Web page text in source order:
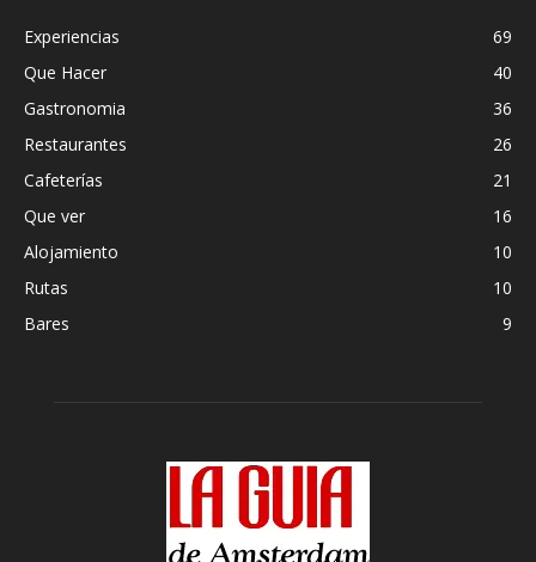
Experiencias
69
Que Hacer
40
Gastronomia
36
Restaurantes
26
Cafeterías
21
Que ver
16
Alojamiento
10
Rutas
10
Bares
9